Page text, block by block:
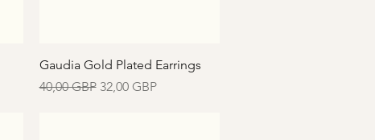
Vista rápida
Gaudia Gold Plated Earrings
Precio
40,00 GBP Precio de oferta
32,00 GBP